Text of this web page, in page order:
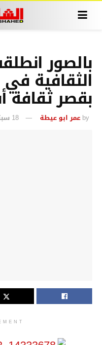
بالصور
الثقافية في
بقصر ثقافة
by عمر ابو عيطة 18 سبتمبر، 2016